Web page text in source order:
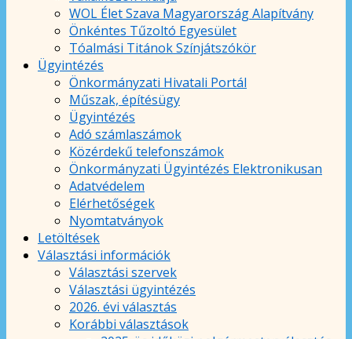
WOL Élet Szava Magyarország Alapítvány
Önkéntes Tűzoltó Egyesület
Tóalmási Titánok Színjátszókör
Ügyintézés
Önkormányzati Hivatali Portál
Műszak, építésügy
Ügyintézés
Adó számlaszámok
Közérdekű telefonszámok
Önkormányzati Ügyintézés Elektronikusan
Adatvédelem
Elérhetőségek
Nyomtatványok
Letöltések
Választási információk
Választási szervek
Választási ügyintézés
2026. évi választás
Korábbi választások